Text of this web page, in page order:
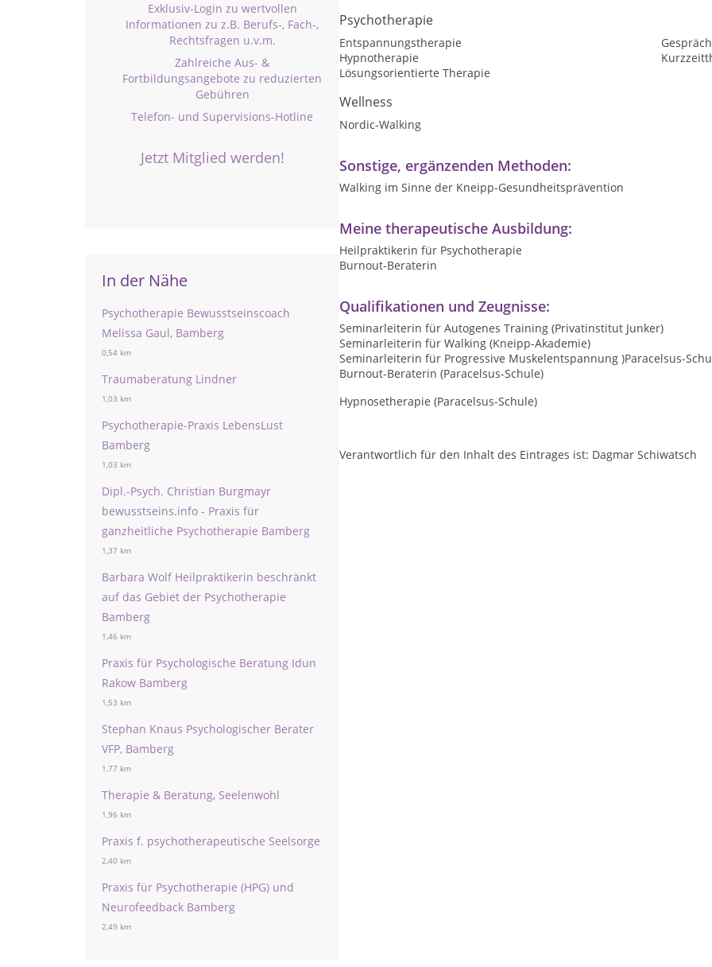
Exklusiv-Login zu wertvollen
Informationen zu z.B. Berufs-, Fach-,
Rechtsfragen u.v.m.
Zahlreiche Aus- &
Fortbildungsangebote zu reduzierten
Gebühren
Telefon- und Supervisions-Hotline
Jetzt Mitglied werden!
In der Nähe
Psychotherapie Bewusstseinscoach
Melissa Gaul, Bamberg
0,54 km
Traumaberatung Lindner
1,03 km
Psychotherapie-Praxis LebensLust
Bamberg
1,03 km
Dipl.-Psych. Christian Burgmayr
bewusstseins.info - Praxis für
ganzheitliche Psychotherapie Bamberg
1,37 km
Barbara Wolf Heilpraktikerin beschränkt
auf das Gebiet der Psychotherapie
Bamberg
1,46 km
Praxis für Psychologische Beratung Idun
Rakow Bamberg
1,53 km
Stephan Knaus Psychologischer Berater
VFP, Bamberg
1,77 km
Therapie & Beratung, Seelenwohl
1,96 km
Praxis f. psychotherapeutische Seelsorge
2,40 km
Praxis für Psychotherapie (HPG) und
Neurofeedback Bamberg
2,49 km
Psychotherapie
Entspannungstherapie
Hypnotherapie
Lösungsorientierte Therapie
Wellness
Nordic-Walking
Sonstige, ergänzenden Methoden:
Walking im Sinne der Kneipp-Gesundheitsprävention
Meine therapeutische Ausbildung:
Heilpraktikerin für Psychotherapie
Burnout-Beraterin
Qualifikationen und Zeugnisse:
Seminarleiterin für Autogenes Training (Privatinstitut Junker)
Seminarleiterin für Walking (Kneipp-Akademie)
Seminarleiterin für Progressive Muskelentspannung )Paracelsus-
Burnout-Beraterin (Paracelsus-Schule)
Hypnosetherapie (Paracelsus-Schule)
Verantwortlich für den Inhalt des Eintrages ist: Dagmar Schiwatsch